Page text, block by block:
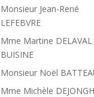
Monsieur Jean-René
LEFEBVRE
Mme Martine DELAVAL
BUISINE
Monsieur Noël
Mme Michèle